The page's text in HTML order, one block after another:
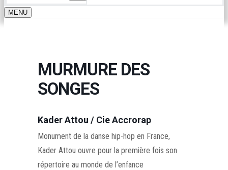
MENU
MURMURE DES
SONGES
Kader Attou / Cie Accrorap
Monument de la danse hip-hop en France,
Kader Attou ouvre pour la première fois son
répertoire au monde de l’enfance